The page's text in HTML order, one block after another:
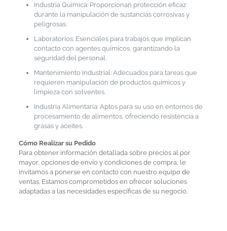
Industria Química: Proporcionan protección eficaz
durante la manipulación de sustancias corrosivas y
peligrosas.
Laboratorios: Esenciales para trabajos que implican
contacto con agentes químicos, garantizando la
seguridad del personal.
Mantenimiento Industrial: Adecuados para tareas que
requieren manipulación de productos químicos y
limpieza con solventes.
Industria Alimentaria: Aptos para su uso en entornos de
procesamiento de alimentos, ofreciendo resistencia a
grasas y aceites.
Cómo Realizar su Pedido
Para obtener información detallada sobre precios al por
mayor, opciones de envío y condiciones de compra, le
invitamos a ponerse en contacto con nuestro equipo de
ventas. Estamos comprometidos en ofrecer soluciones
adaptadas a las necesidades específicas de su negocio.